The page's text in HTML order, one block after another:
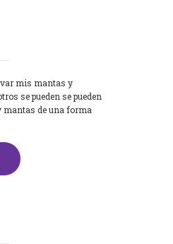
mis mantas y
se pueden se pueden
mantas de una forma